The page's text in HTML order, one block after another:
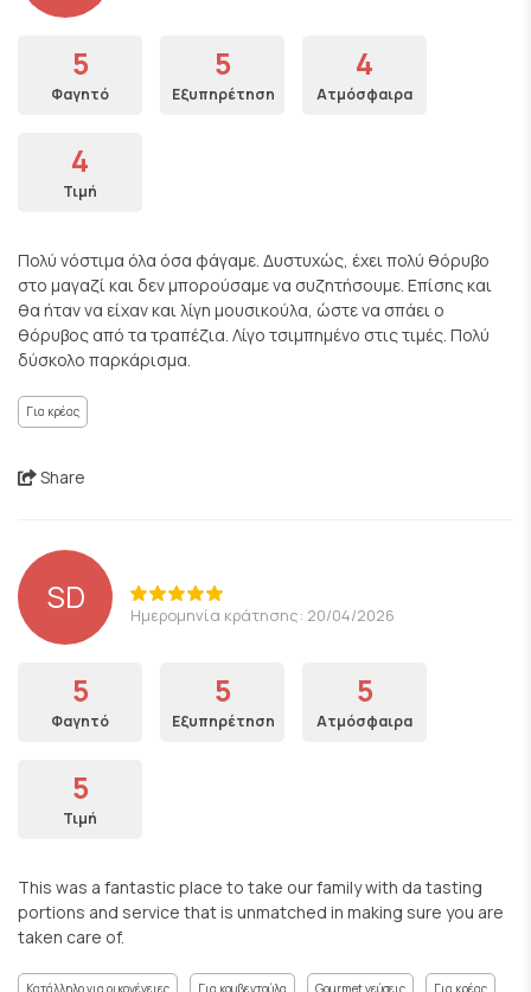
5
Φαγητό
5
Εξυπηρέτηση
4
Ατμόσφαιρα
4
Τιμή
Πολύ νόστιμα όλα όσα φάγαμε. Δυστυχώς, έχει πολύ θόρυβο
στο μαγαζί και δεν μπορούσαμε να συζητήσουμε. Επίσης και
θα ήταν να είχαν και λίγη μουσικούλα, ώστε να σπάει ο
θόρυβος από τα τραπέζια. Λίγο τσιμπημένο στις τιμές. Πολύ
δύσκολο παρκάρισμα.
Για κρέας
Share
SD Ημερομηνία κράτησης: 20/04/2026
5
Φαγητό
5
Εξυπηρέτηση
5
Ατμόσφαιρα
5
Τιμή
This was a fantastic place to take our family with da tasting
portions and service that is unmatched in making sure you are
taken care of.
Κατάλληλο για οικογένειες Για κουβεντούλα Gourmet γεύσεις Για κρέας